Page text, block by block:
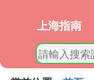
上海指南